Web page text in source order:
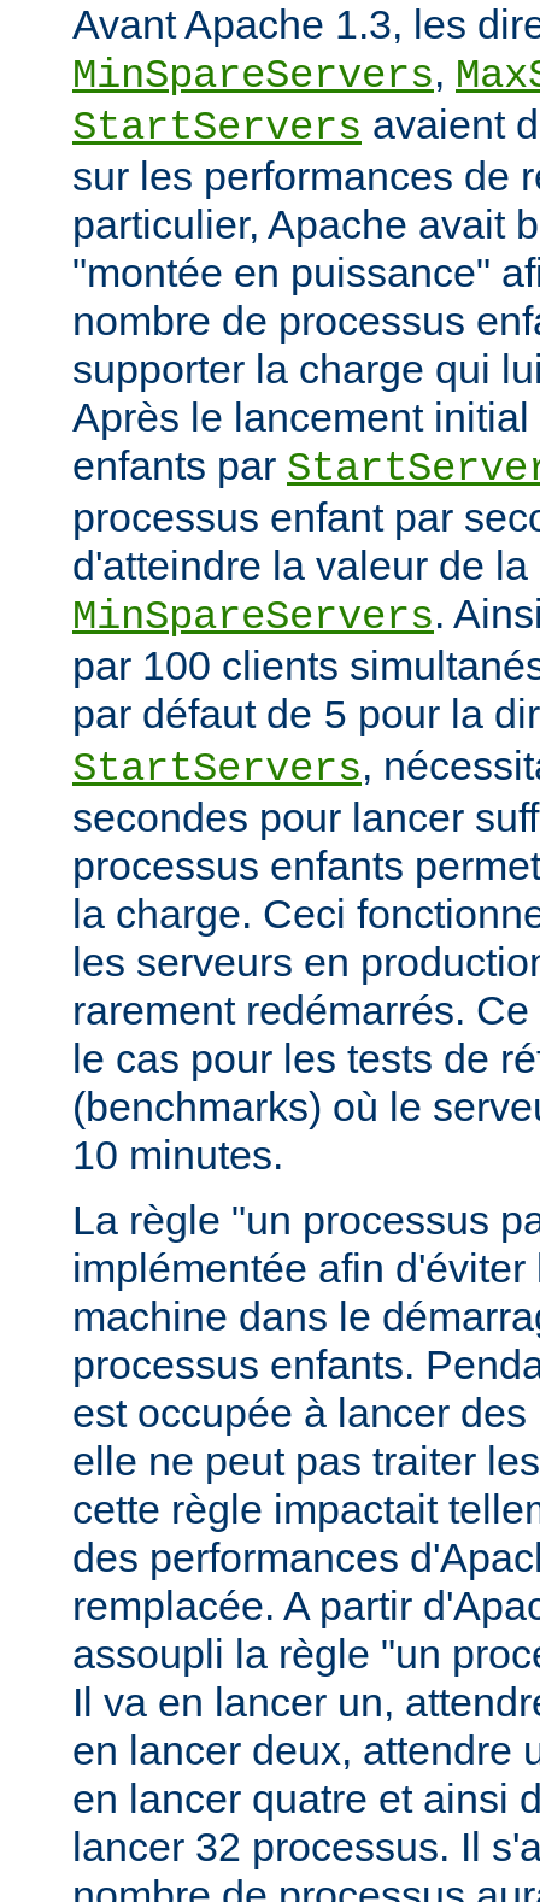
Avant Apache 1.3, les
MinSpareServers,
StartServers avaient
sur les performances de
particulier, Apache avait
"montée en puissance"
nombre de processus
supporter la charge qui
Après le lancement
enfants par
processus enfant par
d'atteindre la valeur de
MinSpareServers.
par 100 clients
par défaut de 5 pour la
StartServers,
secondes pour lancer
processus enfants
la charge. Ceci
les serveurs en
rarement redémarrés.
le cas pour les tests de
(benchmarks) où le
10 minutes.
La règle "un processus
implémentée afin
machine dans le
processus enfants.
est occupée à lancer
elle ne peut pas traiter
cette règle impactait
des performances
remplacée. A partir
assoupli la règle "un
Il va en lancer un,
en lancer deux, attendre
en lancer quatre et ainsi
lancer 32 processus. Il